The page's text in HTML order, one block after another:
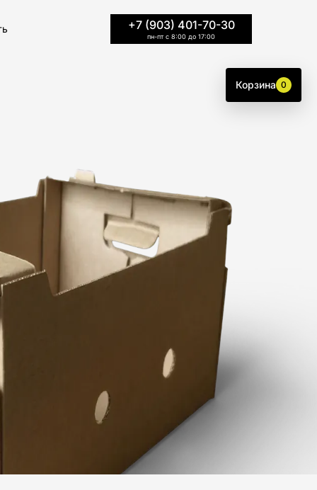
+7 (903) 401-70-30
пн-пт с 8:00 до 17:00
Корзина 0